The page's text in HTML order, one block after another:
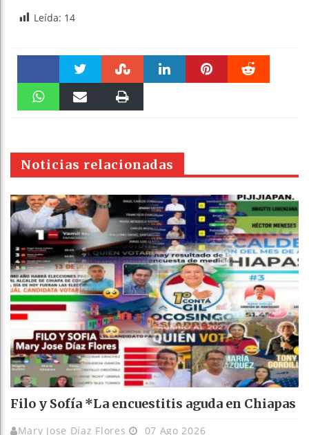
Leída: 14
Faceboo Twitter Stumble
pt
Noticias relacionadas
Filo y Sofía *La encuestitis aguda en Chiapas
Mary Jose Díaz Flores 07 Ago 2026